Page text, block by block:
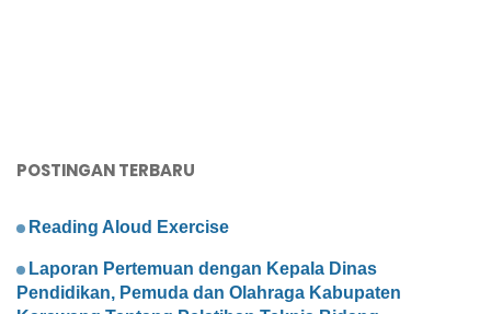
POSTINGAN TERBARU
Reading Aloud Exercise
Laporan Pertemuan dengan Kepala Dinas
Pendidikan, Pemuda dan Olahraga Kabupaten